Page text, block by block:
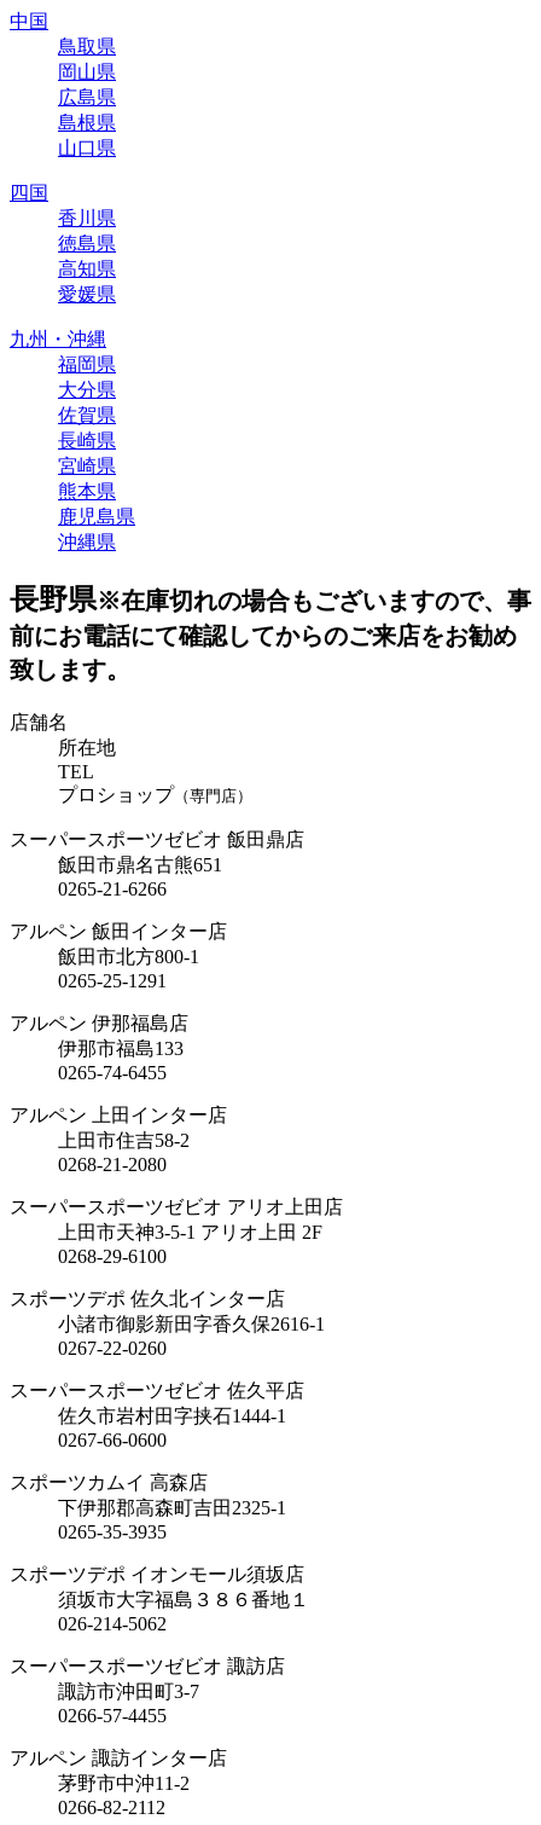
中国
鳥取県
岡山県
広島県
島根県
山口県
四国
香川県
徳島県
高知県
愛媛県
九州・沖縄
福岡県
大分県
佐賀県
長崎県
宮崎県
熊本県
鹿児島県
沖縄県
長野県※在庫切れの場合もございますので、事
前にお電話にて確認してからのご来店をお勧め
致します。
店舗名
所在地
TEL
プロショップ （専門店）
スーパースポーツゼビオ 飯田鼎店
飯田市鼎名古熊651
0265-21-6266
アルペン 飯田インター店
飯田市北方800-1
0265-25-1291
アルペン 伊那福島店
伊那市福島133
0265-74-6455
アルペン 上田インター店
上田市住吉58-2
0268-21-2080
スーパースポーツゼビオ アリオ上田店
上田市天神3-5-1 アリオ上田 2F
0268-29-6100
スポーツデポ 佐久北インター店
小諸市御影新田字香久保2616-1
0267-22-0260
スーパースポーツゼビオ 佐久平店
佐久市岩村田字挟石1444-1
0267-66-0600
スポーツカムイ 高森店
下伊那郡高森町吉田2325-1
0265-35-3935
スポーツデポ イオンモール須坂店
須坂市大字福島３８６番地１
026-214-5062
スーパースポーツゼビオ 諏訪店
諏訪市沖田町3-7
0266-57-4455
アルペン 諏訪インター店
茅野市中沖11-2
0266-82-2112